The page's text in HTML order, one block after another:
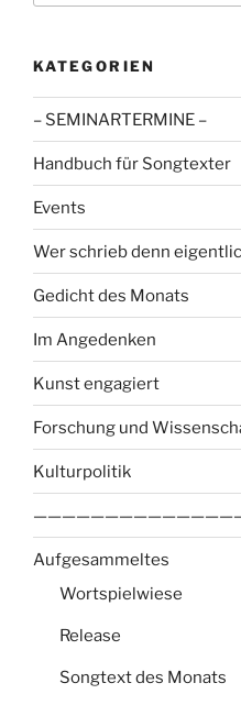
KATEGORIEN
– SEMINARTERMINE –
Handbuch für Songtexter
Events
Wer schrieb denn
Gedicht des Monats
Im Angedenken
Kunst engagiert
Forschung und
Kulturpolitik
Aufgesammeltes
Wortspielwiese
Release
Songtext des Monats